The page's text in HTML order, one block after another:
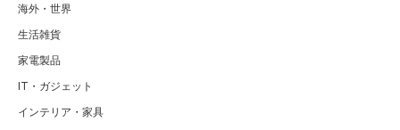
海外・世界
生活雑貨
家電製品
IT・ガジェット
インテリア・家具